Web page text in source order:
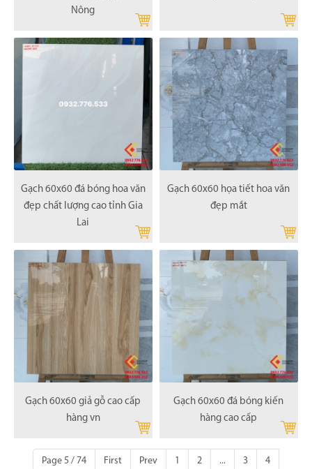
Nông
Gạch 60x60 đá bóng hoa văn
đẹp chất lượng cao tỉnh Gia
Lai
Gạch 60x60 họa tiết hoa văn
đẹp mắt
Gạch 60x60 giả gỗ cao cấp
hàng vn
Gạch 60x60 đá bóng kiến
hàng cao cấp
Page 5 / 74 First Prev 1 2 ... 3 4